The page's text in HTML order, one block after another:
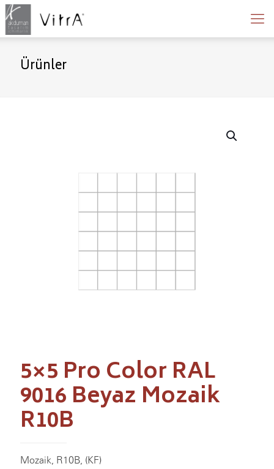
Ürünler
5×5 Pro Color RAL
9016 Beyaz Mozaik
R10B
Mozaik, R10B, (KF)